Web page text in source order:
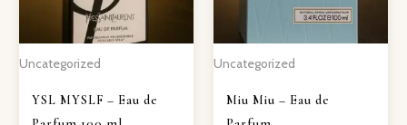
Uncategorized
YSL MYSLF – Eau de
Uncategorized
Miu Miu – Eau de